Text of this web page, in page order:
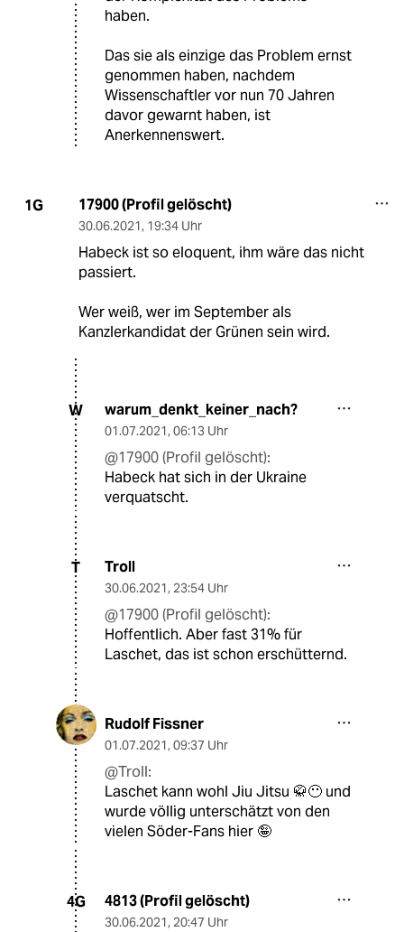
haben.
Das sie als einzige das Problem ernst
genommen haben, nachdem
Wissenschaftler vor nun 70 Jahren
davor gewarnt haben, ist
Anerkennenswert.
1G 17900 (Profil gelöscht)
30.06.2021, 19:34 Uhr
Habeck ist so eloquent, ihm wäre das nicht
passiert.
Wer weiß, wer im September als
Kanzlerkandidat der Grünen sein wird.
W warum_denkt_keiner_nach?
01.07.2021, 06:13 Uhr
@17900 (Profil gelöscht):
Habeck hat sich in der Ukraine
verquatscht.
T Troll
30.06.2021, 23:54 Uhr
@17900 (Profil gelöscht):
Hoffentlich. Aber fast 31% für
Laschet, das ist schon erschütternd.
Rudolf Fissner
01.07.2021, 09:37 Uhr
@Troll:
Laschet kann wohl Jiu Jitsu 🥋😶 und
wurde völlig unterschätzt von den
vielen Söder-Fans hier 🤪
4G 4813 (Profil gelöscht)
30.06.2021, 20:47 Uhr